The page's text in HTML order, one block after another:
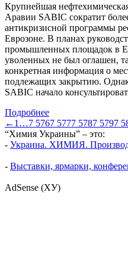
Крупнейшая
Аравии SABIC сократит
антикризисной программы
Еврозоне. В планах
промышленных площадок в
уволенных не был оглашен,
конкретная информация о
подлежащих закрытию.
SABIC начало
Подробнее
← 1 …7 5767 5777 5787 5797
“Химия Украины” – это:
- Украина. ХИМИЯ.
- Выставки, ярмарки,
AdSense (ХУ)